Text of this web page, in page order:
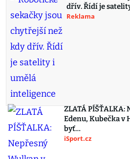
dřív. Řídí je
Reklama
ZLATÁ PÍŠŤALKA:
Edenu, Kubečka v
byť…
iSport.cz